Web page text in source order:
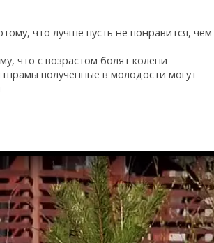
что лучше пусть не понравится, чем
что с возрастом болят колени
полученные в молодости могут